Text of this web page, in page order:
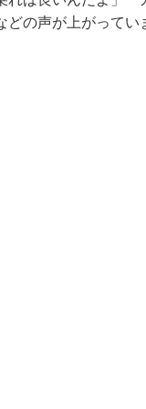
どの声が上がってい